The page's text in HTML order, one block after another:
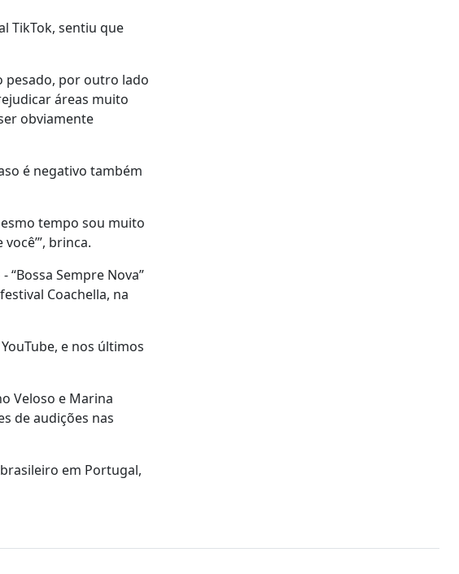
TikTok, sentiu que
pesado, por outro lado
áreas muito
obviamente
é negativo também
tempo sou muito
brinca.
Sempre Nova”
Coachella, na
e nos últimos
Veloso e Marina
de audições nas
em Portugal,